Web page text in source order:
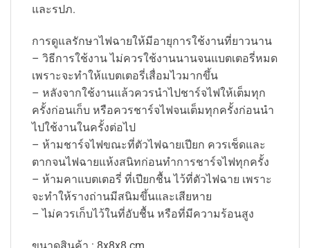
และรปภ.
การดูแลรักษาไฟฉายให้มีอายุการใช้งานที่ยาวนาน
– วิธีการใช้งาน ไม่ควรใช้งานนานจนแบตเตอรี่หมด
เพราะจะทำให้แบตเตอรี่เสื่อมไวมากขึ้น
– หลังจากใช้งานแล้วควรนำไปชาร์จไฟให้เต็มทุก
ครั้งก่อนเก็บ หรือควรชาร์จไฟจนเต็มทุกครั้งก่อนนำ
ไปใช้งานในครั้งต่อไป
– ห้ามชาร์จไฟขณะที่ตัวไฟฉายเปียก ควรเช็ดและ
ตากจนไฟฉายแห้งสนิทก่อนทำการชาร์จไฟทุกครั้ง
– ห้ามคาแบตเตอรี่ ที่เปียกชื้น ไว้ที่ตัวไฟฉาย เพราะ
จะทำให้รางถ่านมีสนิมขึ้นและเสียหาย
– ไม่ควรเก็บไว้ในที่อับชื้น หรือที่มีความร้อนสูง
ขนาดสินค้า : 8x8x8 cm.